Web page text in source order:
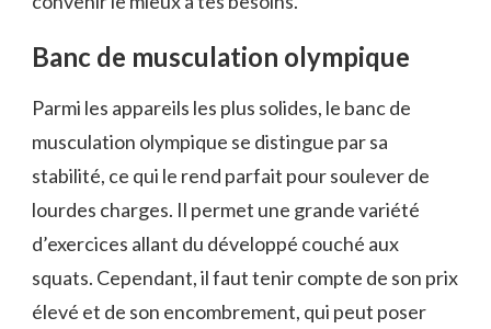
Banc de musculation olympique
Parmi les appareils les plus solides, le banc de
musculation olympique se distingue par sa
stabilité, ce qui le rend parfait pour soulever de
lourdes charges. Il permet une grande variété
d’exercices allant du développé couché aux
squats. Cependant, il faut tenir compte de son prix
élevé et de son encombrement, qui peut poser